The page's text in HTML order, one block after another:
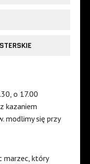
o 17.00
kazaniem
modlimy się przy
marzec, który